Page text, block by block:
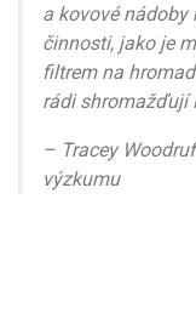
a kovové nádoby
činnosti, jako je
filtrem na
rádi shromažďují
– Tracey
výzkumu